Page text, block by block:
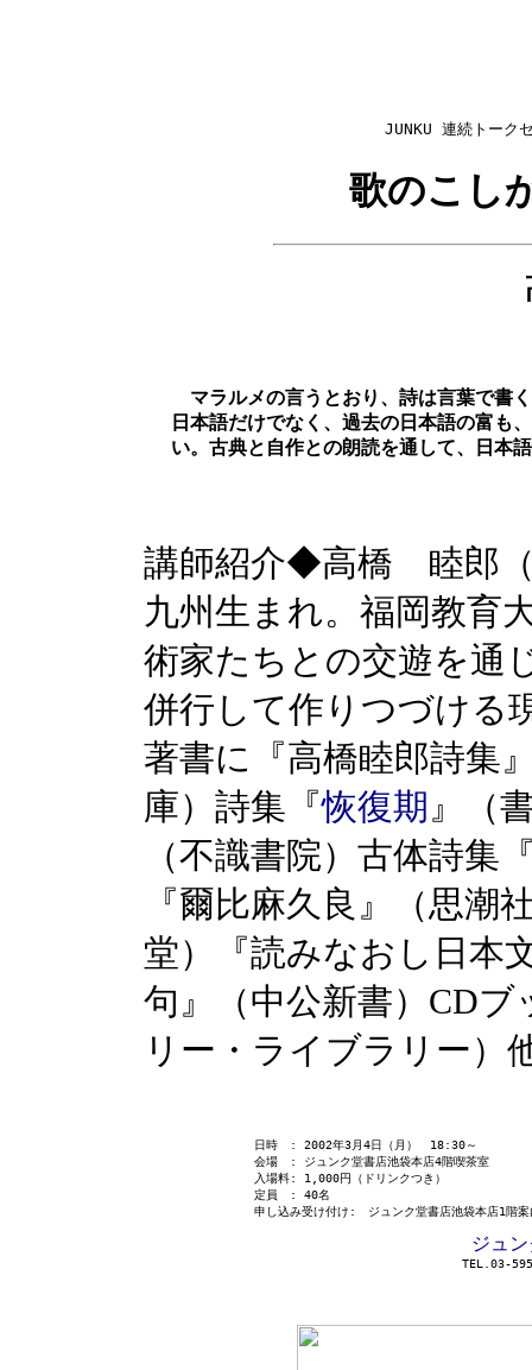
JUNKU 連続トー
歌のこし
マラルメの言うとおり、詩は言葉で書
日本語だけでなく、過去の日本語の富も
い。古典と自作との朗読を通して、日本
講師紹介◆高橋 睦郎
九州生まれ。福岡教育
術家たちとの交遊を通
併行して作りつづける
著書に『高橋睦郎詩集
庫）詩集『恢復期 』（
（不識書院）古体詩集
『爾比麻久良』（思潮
堂）『読みなおし日本
句』（中公新書）CD
リー・ライブラリー）
日時 : 2002年3月4日（月） 18:30～
会場 : ジュンク堂書店池袋本店4階喫茶室
入場料: 1,000円（ドリンクつき）
定員 : 40名
申し込み受け付け: ジュンク堂書店池袋本店1階案
ジュ
TEL.03-